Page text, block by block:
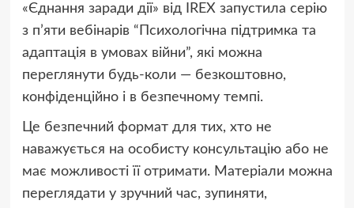
«Єднання заради дії» від IREX запустила серію
з п’яти вебінарів “Психологічна підтримка та
адаптація в умовах війни”, які можна
переглянути будь-коли — безкоштовно,
конфіденційно і в безпечному темпі.
Це безпечний формат для тих, хто не
наважується на особисту консультацію або не
має можливості її отримати. Матеріали можна
переглядати у зручний час, зупиняти,